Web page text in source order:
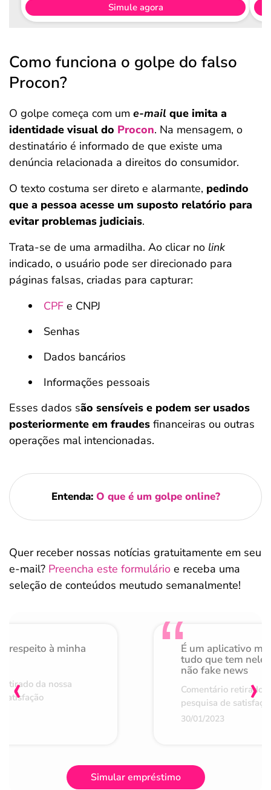
Simule agora
Como funciona o golpe do falso
Procon?
O golpe começa com um e-mail que imita a
identidade visual do Procon. Na mensagem, o
destinatário é informado de que existe uma
denúncia relacionada a direitos do consumidor.
O texto costuma ser direto e alarmante, pedindo
que a pessoa acesse um suposto relatório para
evitar problemas judiciais.
Trata-se de uma armadilha. Ao clicar no link
indicado, o usuário pode ser direcionado para
páginas falsas, criadas para capturar:
CPF e CNPJ
Senhas
Dados bancários
Informações pessoais
Esses dados são sensíveis e podem ser usados
posteriormente em fraudes financeiras ou outras
operações mal intencionadas.
Entenda: O que é um golpe online?
Quer receber nossas notícias gratuitamente em seu
e-mail? Preencha este formulário e receba uma
seleção de conteúdos meutudo semanalmente!
respeito à minha
da nossa
É um aplicativo
tudo que tem nele
não fake news
Comentário retirado
pesquisa de
30/01/2023
‹ ›
Simular empréstimo